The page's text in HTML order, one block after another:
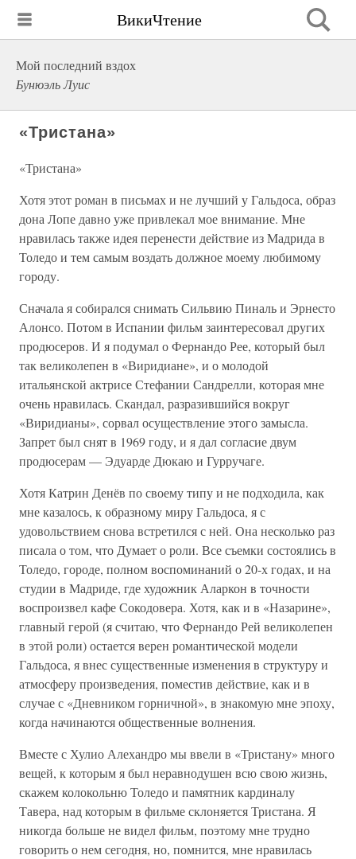
ВикиЧтение
Мой последний вздох
Бунюэль Луис
«Тристана»
«Тристана»
Хотя этот роман в письмах и не лучший у Гальдоса, образ
дона Лопе давно уже привлекал мое внимание. Мне
нравилась также идея перенести действие из Мадрида в
Толедо и тем самым воздать должное моему любимому
городу.
Сначала я собирался снимать Сильвию Пиналь и Эрнесто
Алонсо. Потом в Испании фильм заинтересовал других
продюсеров. И я подумал о Фернандо Рее, который был
так великолепен в «Виридиане», и о молодой
итальянской актрисе Стефании Сандрелли, которая мне
очень нравилась. Скандал, разразившийся вокруг
«Виридианы», сорвал осуществление этого замысла.
Запрет был снят в 1969 году, и я дал согласие двум
продюсерам — Эдуарде Дюкаю и Гурручаге.
Хотя Катрин Денёв по своему типу и не подходила, как
мне казалось, к образному миру Гальдоса, я с
удовольствием снова встретился с ней. Она несколько раз
писала о том, что Думает о роли. Все съемки состоялись в
Толедо, городе, полном воспоминаний о 20-х годах, и на
студии в Мадриде, где художник Аларкон в точности
воспроизвел кафе Сокодовера. Хотя, как и в «Назарине»,
главный герой (я считаю, что Фернандо Рей великолепен
в этой роли) остается верен романтической модели
Гальдоса, я внес существенные изменения в структуру и
атмосферу произведения, поместив действие, как и в
случае с «Дневником горничной», в знакомую мне эпоху,
когда начинаются общественные волнения.
Вместе с Хулио Алехандро мы ввели в «Тристану» много
вещей, к которым я был неравнодушен всю свою жизнь,
скажем колокольню Толедо и памятник кардиналу
Тавера, над которым в фильме склоняется Тристана. Я
никогда больше не видел фильм, поэтому мне трудно
говорить о нем сегодня, но, помнится, мне нравилась